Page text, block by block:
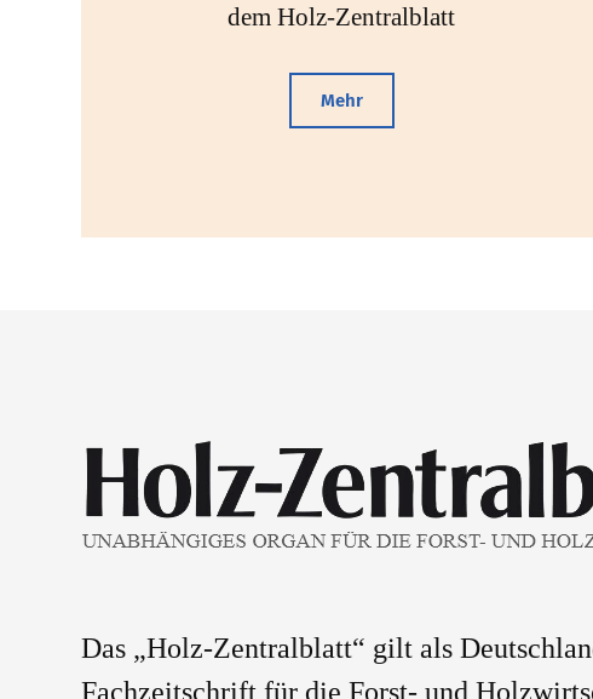
dem Holz-Zentralblatt
Mehr
Das „Holz-Zentralblatt“ gilt als
Fachzeitschrift für die Forst- und